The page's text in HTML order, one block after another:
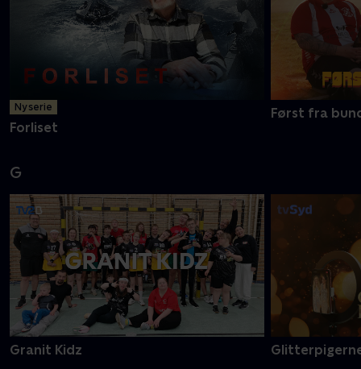
Ny serie
Forliset
Først fra
G
Granit Kidz